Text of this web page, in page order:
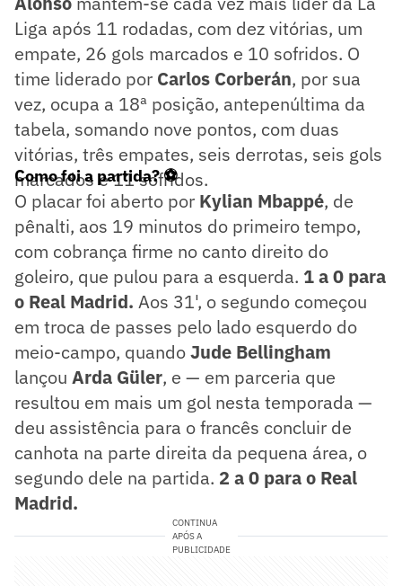
Liga após 11 rodadas, com dez vitórias, um
empate, 26 gols marcados e 10 sofridos. O
time liderado por Carlos Corberán, por sua
vez, ocupa a 18ª posição, antepenúltima da
tabela, somando nove pontos, com duas
vitórias, três empates, seis derrotas, seis gols
marcados e 11 sofridos.
Como foi a partida? ⚽
O placar foi aberto por Kylian Mbappé, de
pênalti, aos 19 minutos do primeiro tempo,
com cobrança firme no canto direito do
goleiro, que pulou para a esquerda. 1 a 0 para
o Real Madrid. Aos 31', o segundo começou
em troca de passes pelo lado esquerdo do
meio-campo, quandoJude Bellingham
lançou Arda Güler, e — em parceria que
resultou em mais um gol nesta temporada —
deu assistência para o francês concluir de
canhota na parte direita da pequena área, o
segundo dele na partida. 2 a 0 para o Real
Madrid.
CONTINUA
APÓS A
PUBLICIDADE